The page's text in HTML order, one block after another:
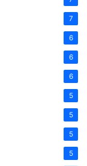
7
6
6
6
5
5
5
5